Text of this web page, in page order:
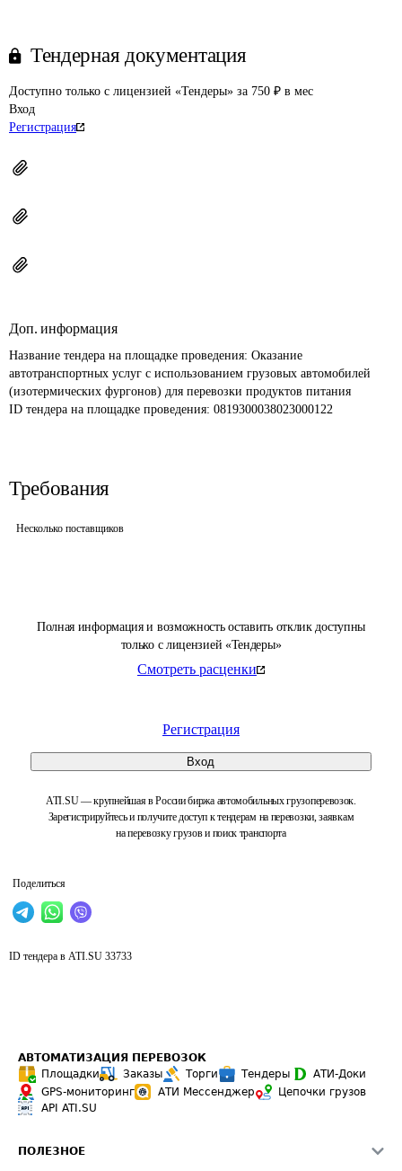
Полная информация и возможность оставить отклик доступны
только с лицензией «Тендеры»
Смотреть расценки
Регистрация
Вход
ATI.SU — крупнейшая в России биржа автомобильных грузоперевозок.
Зарегистрируйтесь и получите доступ к тендерам на перевозки, заявкам
на перевозку грузов и поиск транспорта
Поделиться
Тендерная документация
Доступно только с лицензией «Тендеры» за 750 ₽ в мес
Вход
Регистрация
Доп. информация
Название тендера на площадке проведения: Оказание
автотранспортных услуг с использованием грузовых автомобилей
(изотермических фургонов) для перевозки продуктов питания
ID тендера на площадке проведения: 0819300038023000122
Требования
Несколько поставщиков
ID тендера в ATI.SU 33733
АВТОМАТИЗАЦИЯ ПЕРЕВОЗОК
Площадки
Заказы Торги Тендеры
АТИ-Доки
GPS-мониторинг
АТИ Мессенджер
Цепочки грузов
API ATI.SU
ПОЛЕЗНОЕ